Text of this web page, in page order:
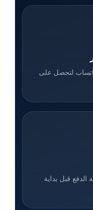
لتحصل على
قبل بداية